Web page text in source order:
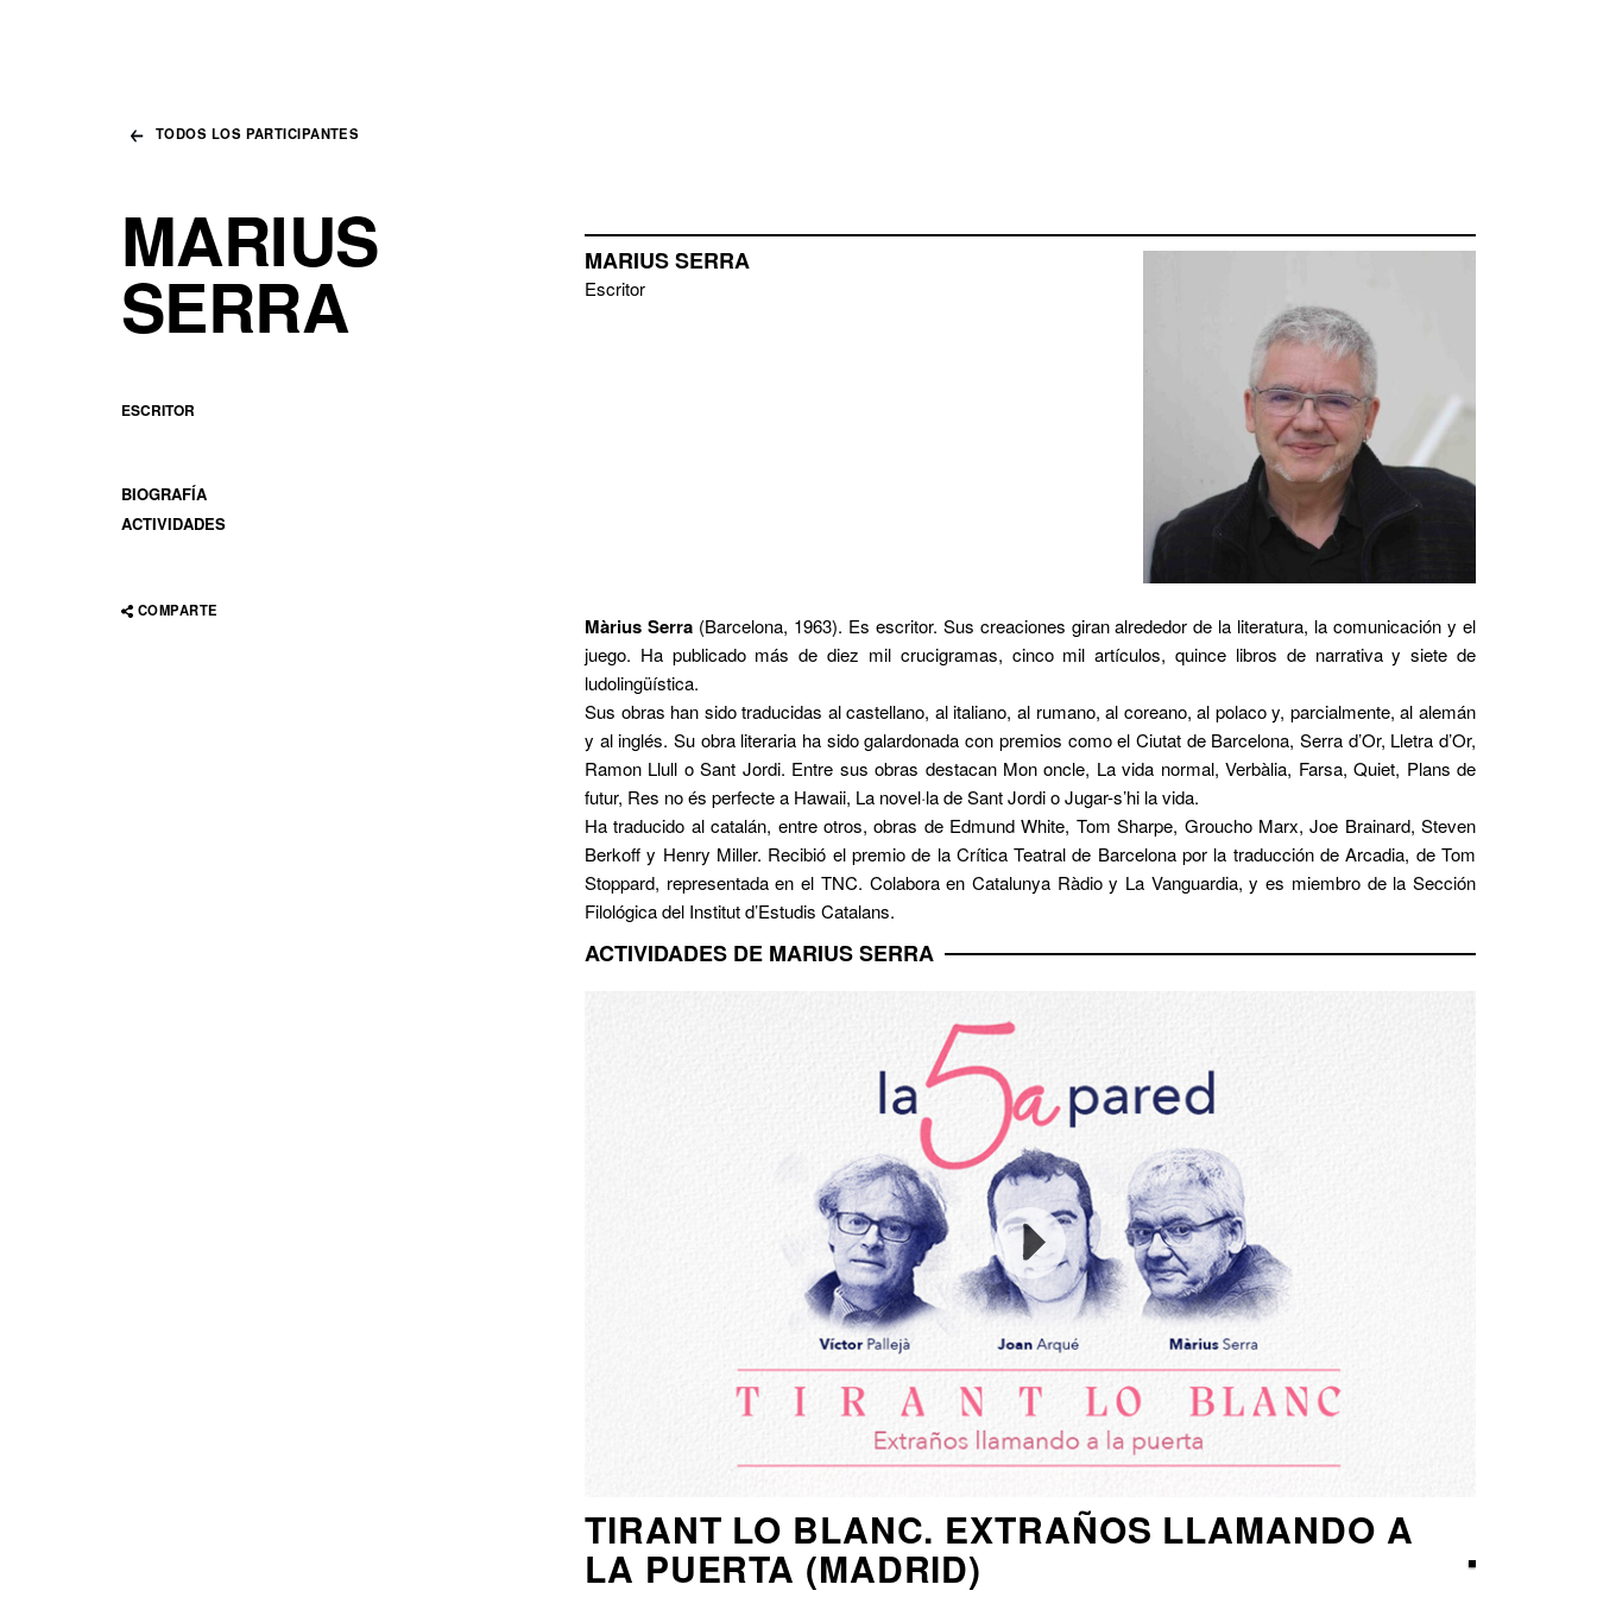
TODOS LOS PARTICIPANTES
MARIUS
SERRA
ESCRITOR
BIOGRAFÍA
ACTIVIDADES
COMPARTE
MARIUS SERRA
Escritor
Màrius Serra(Barcelona, 1963). Es escritor. Sus creaciones giran alrededor de la literatura, la comunicación y el
juego. Ha publicado más de diez mil crucigramas, cinco mil artículos, quince libros de narrativa y siete de
ludolingüística.
Sus obras han sido traducidas al castellano, al italiano, al rumano, al coreano, al polaco y, parcialmente, al alemán
y al inglés. Su obra literaria ha sido galardonada con premios como el Ciutat de Barcelona, Serra d’Or, Lletra d’Or,
Ramon Llull o Sant Jordi. Entre sus obras destacan Mon oncle, La vida normal, Verbàlia, Farsa, Quiet, Plans de
futur, Res no és perfecte a Hawaii, La novel·la de Sant Jordi o Jugar-s’hi la vida.
Ha traducido al catalán, entre otros, obras de Edmund White, Tom Sharpe, Groucho Marx, Joe Brainard, Steven
Berkoff y Henry Miller. Recibió el premio de la Crítica Teatral de Barcelona por la traducción de Arcadia, de Tom
Stoppard, representada en el TNC. Colabora en Catalunya Ràdio y La Vanguardia, y es miembro de la Sección
Filológica del Institut d’Estudis Catalans.
ACTIVIDADES DE MARIUS SERRA
TIRANT LO BLANC. EXTRAÑOS LLAMANDO A
LA PUERTA (MADRID)